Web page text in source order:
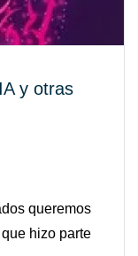
y otras
queremos
hizo parte